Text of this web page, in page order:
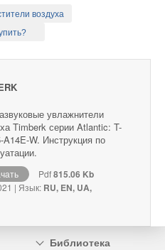
воздуха
увлажнители
Timberk серии Atlantic: T-
A14E-W. Инструкция по
Pdf815.06 Kb
| Язык: RU, EN, UA,
Библиотека